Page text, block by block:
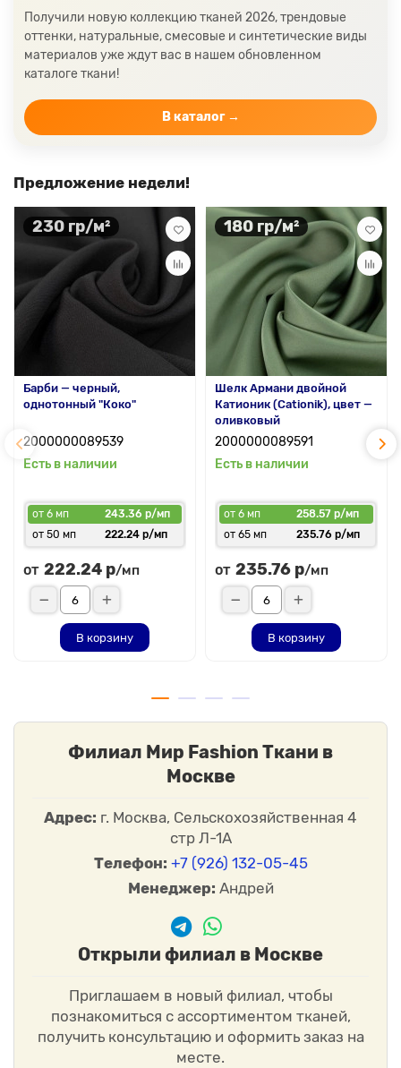
Получили новую коллекцию тканей 2026, трендовые
оттенки, натуральные, смесовые и синтетические виды
материалов уже ждут вас в нашем обновленном
каталоге ткани!
В каталог →
Предложение недели!
230 гр/м²
Барби — черный,
однотонный "Коко"
2000000089539
Есть в наличии
от 6 мп
243.36 р/мп
от 50 мп
222.24 р/мп
от 222.24 р/мп
В корзину
180 гр/м²
Шелк Армани двойной
Катионик (Cationik), цвет —
оливковый
2000000089591
Есть в наличии
от 6 мп
258.57 р/мп
от 65 мп
235.76 р/мп
от 235.76 р/мп
В корзину
Филиал Мир Fashion Ткани в
Москве
Адрес: г. Москва, Сельскохозяйственная 4
стр Л-1А
Телефон: +7 (926) 132-05-45
Менеджер: Андрей
Открыли филиал в Москве
Приглашаем в новый филиал, чтобы
познакомиться с ассортиментом тканей,
получить консультацию и оформить заказ на
месте.